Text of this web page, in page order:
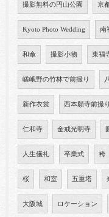
撮影無料の円山公園 京
Kyoto Photo Wedding 南
和傘 撮影小物 東福
嵯峨野の竹林で前撮り
新作衣裳 西本願寺前撮り
仁和寺 金戒光明寺
人生儀礼 卒業式 袴
桜 和室 五重塔
大阪城 ロケーション